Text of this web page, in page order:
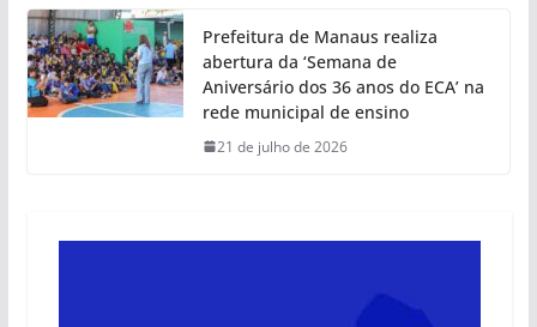
Prefeitura de Manaus realiza
abertura da ‘Semana de
Aniversário dos 36 anos do ECA’ na
rede municipal de ensino
21 de julho de 2026